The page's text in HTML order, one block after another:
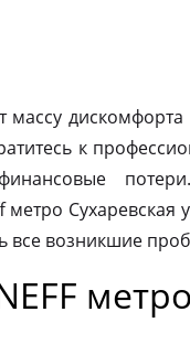
массу
к
Сухаревская
все возникшие
метро